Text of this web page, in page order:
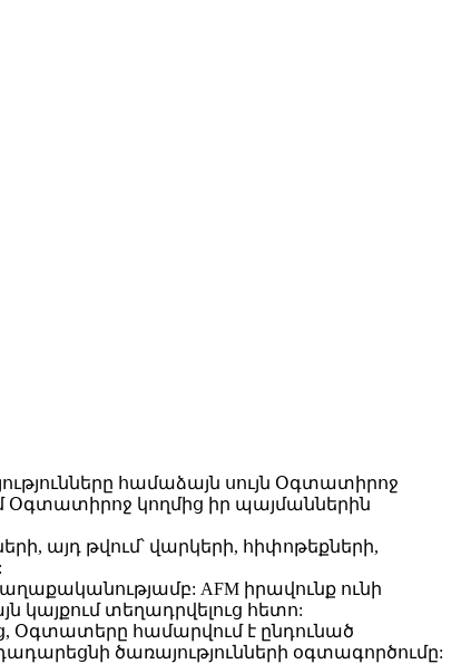
համաձայն սույն Օգտատիրոջ
Օգտատիրոջ կողմից իր պայմաններին
այդ թվում՝ վարկերի, հիփոթեքների,
AFM իրավունք ունի
կայքում տեղադրվելուց հետո:
Օգտատերը համարվում է ընդունած
ծառայությունների օգտագործումը: